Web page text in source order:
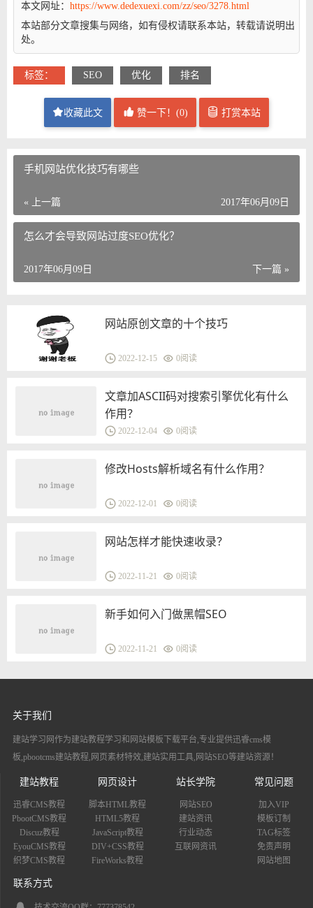
本文网址： https://www.dedexuexi.com/zz/seo/3278.html
本站部分文章搜集与网络，如有侵权请联系本站，转载请说明出
处。
标签： SEO 优化 排名
收藏此文 赞一下！(0) 打赏本站
手机网站优化技巧有哪些
« 上一篇 2017年06月09日
怎么才会导致网站过度SEO优化？
2017年06月09日 下一篇 »
网站原创文章的十个技巧
2022-12-15 0阅读
文章加ASCII码对搜索引擎优化有什么
作用？
2022-12-04 0阅读
修改Hosts解析域名有什么作用？
2022-12-01 0阅读
网站怎样才能快速收录？
2022-11-21 0阅读
新手如何入门做黑帽SEO
2022-11-21 0阅读
关于我们
建站学习网作为建站教程学习和网站模板下载平台,专业提供迅睿cms模
板,pbootcms建站教程,网页素材特效,建站实用工具,网站SEO等建站资源！
建站教程
迅睿CMS教程
PbootCMS教程
Discuz教程
EyouCMS教程
织梦CMS教程
网页设计
脚本HTML教程
HTML5教程
JavaScript教程
DIV+CSS教程
FireWorks教程
站长学院
网站SEO
建站资讯
行业动态
互联网资讯
常见问题
加入VIP
模板订制
TAG标签
免责声明
网站地图
联系方式